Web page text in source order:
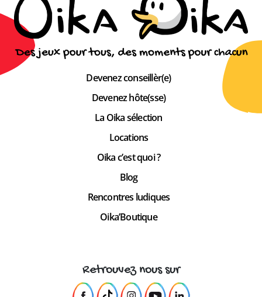
Devenez conseillèr(e)
Devenez hôte(sse)
La Oika sélection
Locations
Oika c’est quoi ?
Blog
Rencontres ludiques
Oika’Boutique
Retrouvez nous sur